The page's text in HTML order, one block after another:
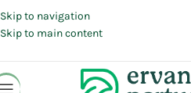
Skip to navigation
Skip to main content